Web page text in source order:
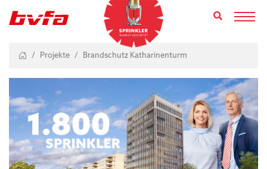
Projekte Brandschutz Katharinenturm